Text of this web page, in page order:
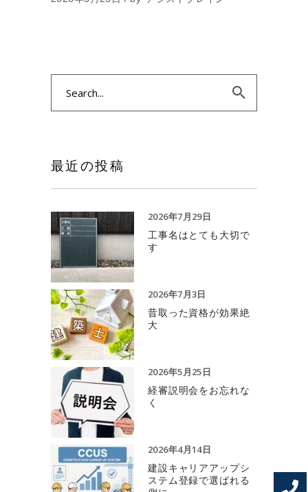
最近の投稿
2026年7月29日
工事名はとても大切で
す
2026年7月3日
昔取った資格が効果絶
大
2026年5月25日
経審説明会をお忘れな
く
2026年4月14日
建設キャリアアップシ
ステム登録で選ばれる